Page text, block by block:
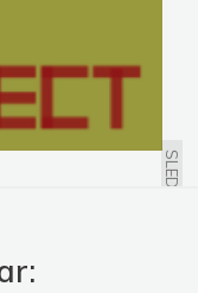
SLEDEĆE
SAM